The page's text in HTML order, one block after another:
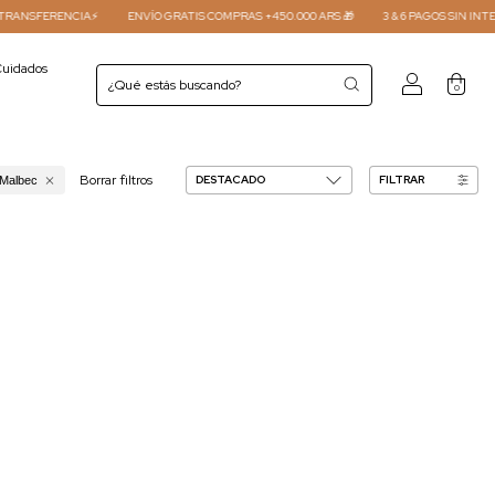
ENVÍO GRATIS COMPRAS +450.000 ARS 🎁 3 & 6 PAGOS SIN INTERES
0
Malbec Borrar filtros FILTRAR